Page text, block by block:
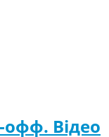
офф. Відео